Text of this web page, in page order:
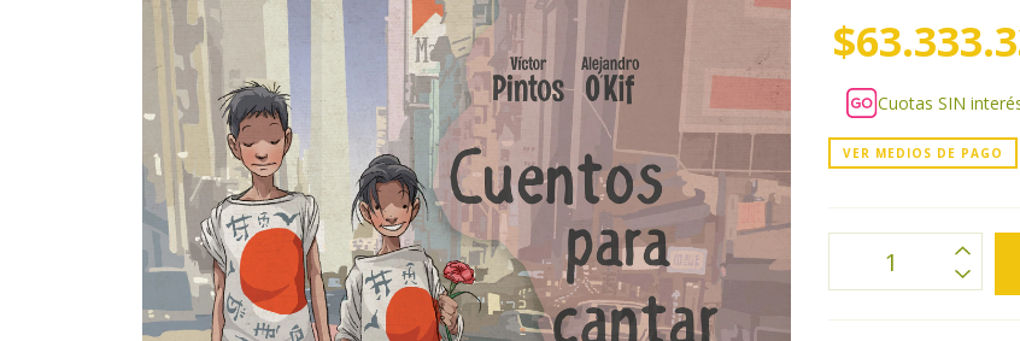
Cuotas SIN
VER MEDIOS DE PAGO